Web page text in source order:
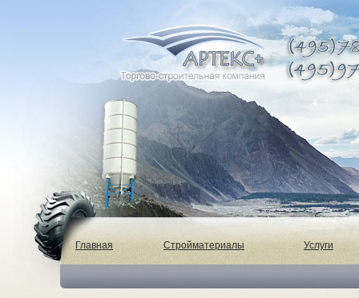
Главная Стройматериалы Услуги